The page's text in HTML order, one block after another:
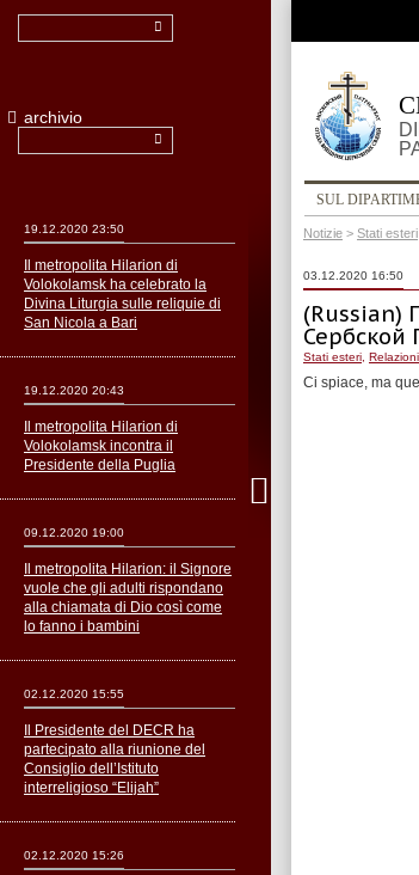
SUL
Notizie > Stati esteri
03.12.2020 16:50
(Russian)
Сербской
Stati esteri
Ci spiace, ma
archivio
19.12.2020 23:50
Il metropolita Hilarion di
Volokolamsk ha celebrato la
Divina Liturgia sulle reliquie di
San Nicola a Bari
19.12.2020 20:43
Il metropolita Hilarion di
Volokolamsk incontra il
Presidente della Puglia
09.12.2020 19:00
Il metropolita Hilarion: il Signore
vuole che gli adulti rispondano
alla chiamata di Dio così come
lo fanno i bambini
02.12.2020 15:55
Il Presidente del DECR ha
partecipato alla riunione del
Consiglio dell’Istituto
interreligioso “Elijah”
02.12.2020 15:26